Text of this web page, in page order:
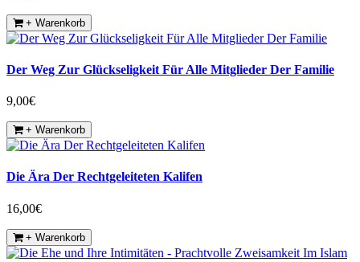
+ Warenkorb
Der Weg Zur Glückseligkeit Für Alle Mitglieder Der Familie
9,00€
+ Warenkorb
Die Ära Der Rechtgeleiteten Kalifen
16,00€
+ Warenkorb